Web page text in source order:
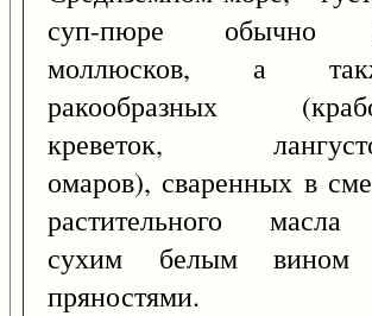
суп-пюре обычно
моллюсков, а
ракообразных
креветок,
омаров), сваренных в
растительного
сухим белым
пряностями.